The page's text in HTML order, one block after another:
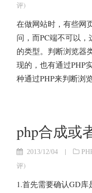
评)
在做网站时，有些网
问，而PC端不可以
的类型。判断浏览器
现的，也有通过PHP
种通过PHP来判断浏
php合成或
2013/12/04 |
评)
1.首先需要确认GD库